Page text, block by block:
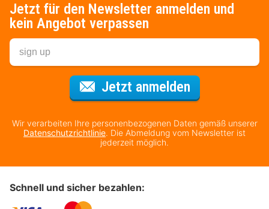
Jetzt für den Newsletter anmelden und
kein Angebot verpassen
Jetzt anmeldenFür den
Wir verarbeiten Ihre personenbezogenen Daten gemäß unserer
Datenschutzrichtlinie. Die Abmeldung vom Newsletter ist
jederzeit möglich.
Schnell und sicher bezahlen: